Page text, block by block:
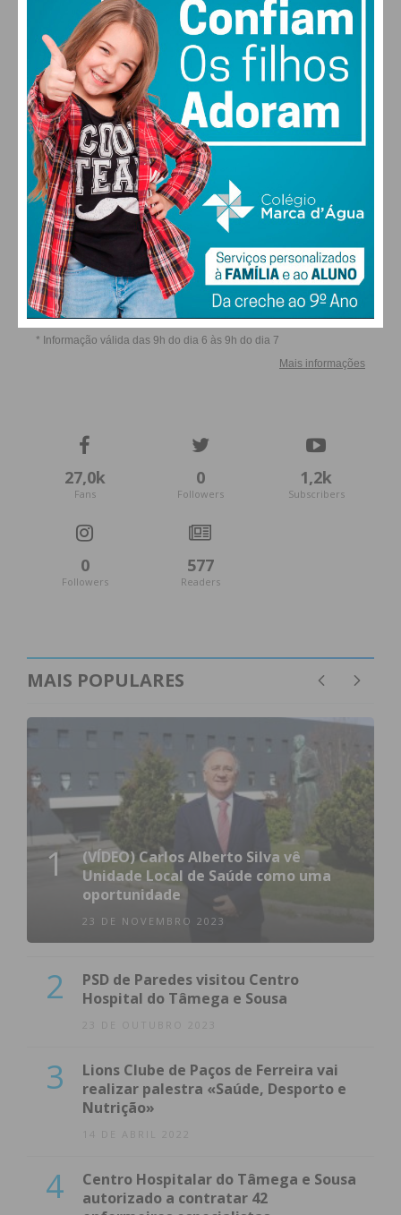
ALTERAR
FARMACIAS DE SERVIÇO EM PAÇOS DE
FERREIRA
27,0k
Fans
0
Followers
1,2k
Subscribers
0
Followers
577
Readers
MAIS POPULARES
1
(VÍDEO) Carlos Alberto Silva vê
Unidade Local de Saúde como uma
oportunidade
23 DE NOVEMBRO 2023
2
PSD de Paredes visitou Centro
Hospital do Tâmega e Sousa
23 DE OUTUBRO 2023
3
Lions Clube de Paços de Ferreira vai
realizar palestra «Saúde, Desporto e
Nutrição»
14 DE ABRIL 2022
4
Centro Hospitalar do Tâmega e Sousa
autorizado a contratar 42